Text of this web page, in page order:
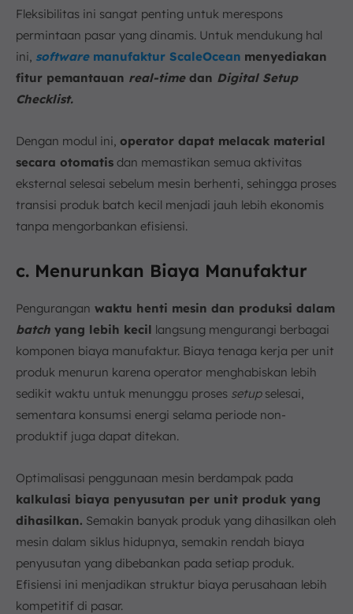
Fleksibilitas ini sangat penting untuk merespons
permintaan pasar yang dinamis. Untuk mendukung hal
ini, softwaremanufaktur ScaleOcean menyediakan
fitur pemantauan real-timedan Digital Setup
Checklist.
Dengan modul ini, operator dapat melacak material
secara otomatis dan memastikan semua aktivitas
eksternal selesai sebelum mesin berhenti, sehingga proses
transisi produk batch kecil menjadi jauh lebih ekonomis
tanpa mengorbankan efisiensi.
c. Menurunkan Biaya Manufaktur
Pengurangan waktu henti mesin dan produksi dalam
batch yang lebih kecil langsung mengurangi berbagai
komponen biaya manufaktur. Biaya tenaga kerja per unit
produk menurun karena operator menghabiskan lebih
sedikit waktu untuk menunggu proses setupselesai,
sementara konsumsi energi selama periode non-
produktif juga dapat ditekan.
Optimalisasi penggunaan mesin berdampak pada
kalkulasi biaya penyusutan per unit produk yang
dihasilkan. Semakin banyak produk yang dihasilkan oleh
mesin dalam siklus hidupnya, semakin rendah biaya
penyusutan yang dibebankan pada setiap produk.
Efisiensi ini menjadikan struktur biaya perusahaan lebih
kompetitif di pasar.